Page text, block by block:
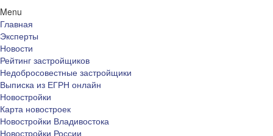
Menu
Главная
Эксперты
Новости
Рейтинг застройщиков
Недобросовестные застройщики
Выписка из ЕГРН онлайн
Новостройки
Карта новостроек
Новостройки Владивостока
Новостройки России